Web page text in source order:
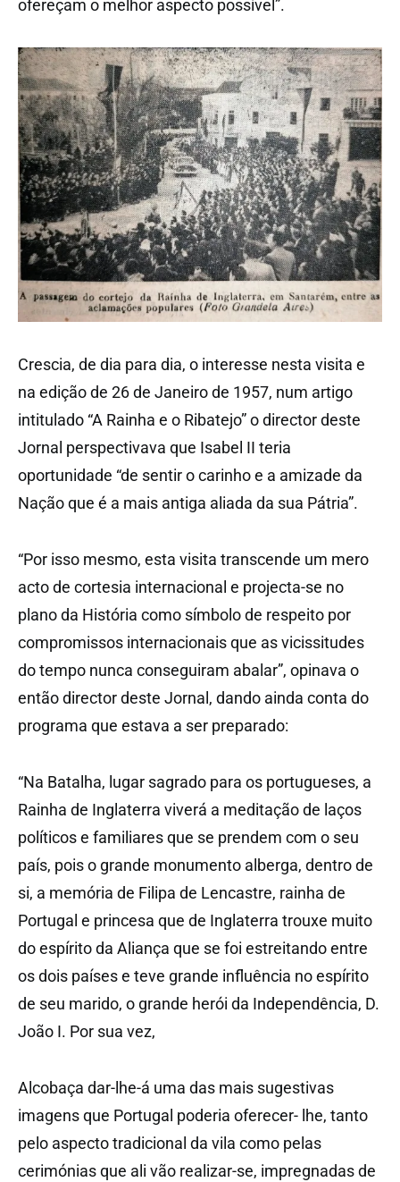
ofereçam o melhor aspecto possível”.
Crescia, de dia para dia, o interesse nesta visita e
na edição de 26 de Janeiro de 1957, num artigo
intitulado “A Rainha e o Ribatejo” o director deste
Jornal perspectivava que Isabel II teria
oportunidade “de sentir o carinho e a amizade da
Nação que é a mais antiga aliada da sua Pátria”.
“Por isso mesmo, esta visita transcende um mero
acto de cortesia internacional e projecta-se no
plano da História como símbolo de respeito por
compromissos internacionais que as vicissitudes
do tempo nunca conseguiram abalar”, opinava o
então director deste Jornal, dando ainda conta do
programa que estava a ser preparado:
“Na Batalha, lugar sagrado para os portugueses, a
Rainha de Inglaterra viverá a meditação de laços
políticos e familiares que se prendem com o seu
país, pois o grande monumento alberga, dentro de
si, a memória de Filipa de Lencastre, rainha de
Portugal e princesa que de Inglaterra trouxe muito
do espírito da Aliança que se foi estreitando entre
os dois países e teve grande influência no espírito
de seu marido, o grande herói da Independência, D.
João I. Por sua vez,
Alcobaça dar-lhe-á uma das mais sugestivas
imagens que Portugal poderia oferecer- lhe, tanto
pelo aspecto tradicional da vila como pelas
cerimónias que ali vão realizar-se, impregnadas de